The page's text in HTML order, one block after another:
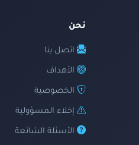
نحن
اتصل بنا
الأهداف
الخصوصية
إخلاء المسؤولية
الأسئلة الشائعة